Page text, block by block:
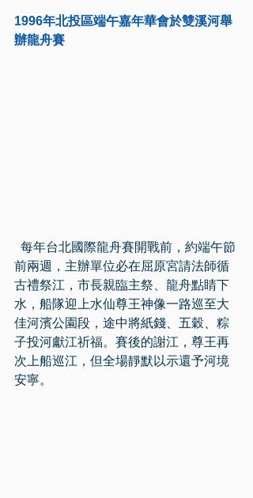
1996年北投區端午嘉年華會於雙溪河舉
辦龍舟賽
前兩週，主辦單位必在屈原宮請法師循
古禮祭江，市長親臨主祭、龍舟點睛下
水，船隊迎上水仙尊王神像一路巡至大
佳河濱公園段，途中將紙錢、五穀、粽
子投河獻江祈福。賽後的謝江，尊王再
次上船巡江，但全場靜默以示還予河境
安寧。